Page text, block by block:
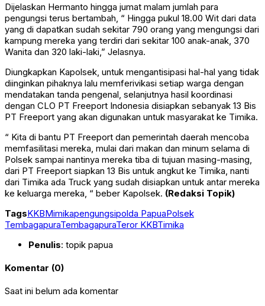
Dijelaskan Hermanto hingga jumat malam jumlah para
pengungsi terus bertambah, “ Hingga pukul 18.00 Wit dari data
yang di dapatkan sudah sekitar 790 orang yang mengungsi dari
kampung mereka yang terdiri dari sekitar 100 anak-anak, 370
Wanita dan 320 laki-laki,” Jelasnya.
Diungkapkan Kapolsek, untuk mengantisipasi hal-hal yang tidak
diinginkan pihaknya lalu memferivikasi setiap warga dengan
mendatakan tanda pengenal, selanjutnya hasil koordinasi
dengan CLO PT Freeport Indonesia disiapkan sebanyak 13 Bis
PT Freeport yang akan digunakan untuk masyarakat ke Timika.
“ Kita di bantu PT Freeport dan pemerintah daerah mencoba
memfasilitasi mereka, mulai dari makan dan minum selama di
Polsek sampai nantinya mereka tiba di tujuan masing-masing,
dari PT Freeport siapkan 13 Bis untuk angkut ke Timika, nanti
dari Timika ada Truck yang sudah disiapkan untuk antar mereka
ke keluarga mereka, “ beber Kapolsek. (Redaksi Topik)
TagsKKBMimikapengungsipolda PapuaPolsek
TembagapuraTembagapuraTeror KKBTimika
Penulis: topik papua
Komentar (0)
Saat ini belum ada komentar